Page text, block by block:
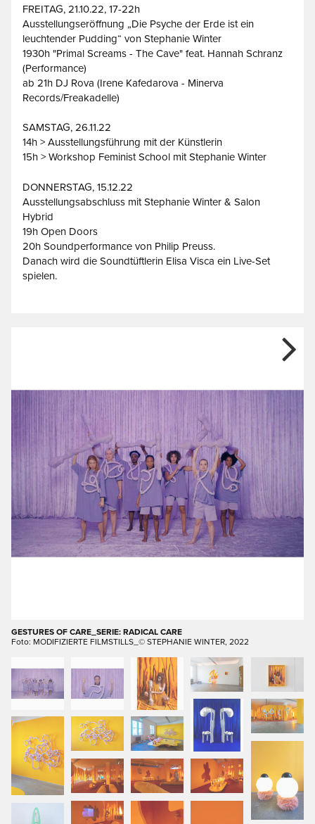
FREITAG, 21.10.22, 17-22h
Ausstellungseröffnung „Die Psyche der Erde ist ein
leuchtender Pudding“ von Stephanie Winter
1930h "Primal Screams - The Cave" feat. Hannah Schranz
(Performance)
ab 21h DJ Rova (Irene Kafedarova - Minerva
Records/Freakadelle)
SAMSTAG, 26.11.22
14h > Ausstellungsführung mit der Künstlerin
15h > Workshop Feminist School mit Stephanie Winter
DONNERSTAG, 15.12.22
Ausstellungsabschluss mit Stephanie Winter & Salon
Hybrid
19h Open Doors
20h Soundperformance von Philip Preuss.
Danach wird die Soundtüftlerin Elisa Visca ein Live-Set
spielen.
GESTURES OF CARE_SERIE: RADICAL CARE
Foto: MODIFIZIERTE FILMSTILLS_© STEPHANIE WINTER, 2022